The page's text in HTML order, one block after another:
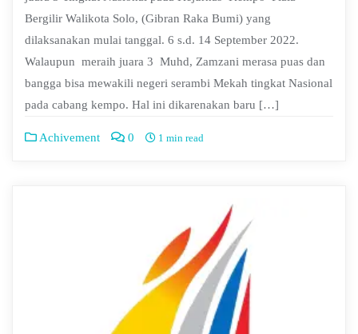
Bergilir Walikota Solo, (Gibran Raka Bumi) yang
dilaksanakan mulai tanggal. 6 s.d. 14 September 2022.
Walaupun meraih juara 3 Muhd, Zamzani merasa puas dan
bangga bisa mewakili negeri serambi Mekah tingkat Nasional
pada cabang kempo. Hal ini dikarenakan baru […]
Achivement 0 1 min read